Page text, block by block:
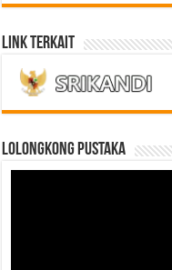
Link Terkait
LOLONGKONG PUSTAKA